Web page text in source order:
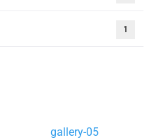
1
gallery-05